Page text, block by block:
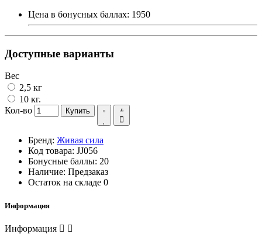
Цена в бонусных баллах: 1950
Доступные варианты
Вес
2,5 кг
10 кг.
Кол-во
Купить
Бренд: Живая сила
Код товара: JJ056
Бонусные баллы: 20
Наличие: Предзаказ
Остаток на складе 0
Информация
Информация